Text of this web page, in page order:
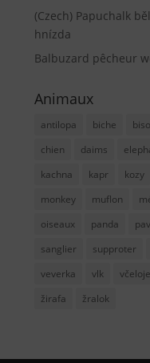
(Czech) Papuchalk
hnízda
Balbuzard pêcheur
Animaux
antilopa biche
chien
daims
kachna
kapr kozy
monkey
muflon
oiseaux
panda
sanglier
supproter
veverka
vlk
žirafa
žralok